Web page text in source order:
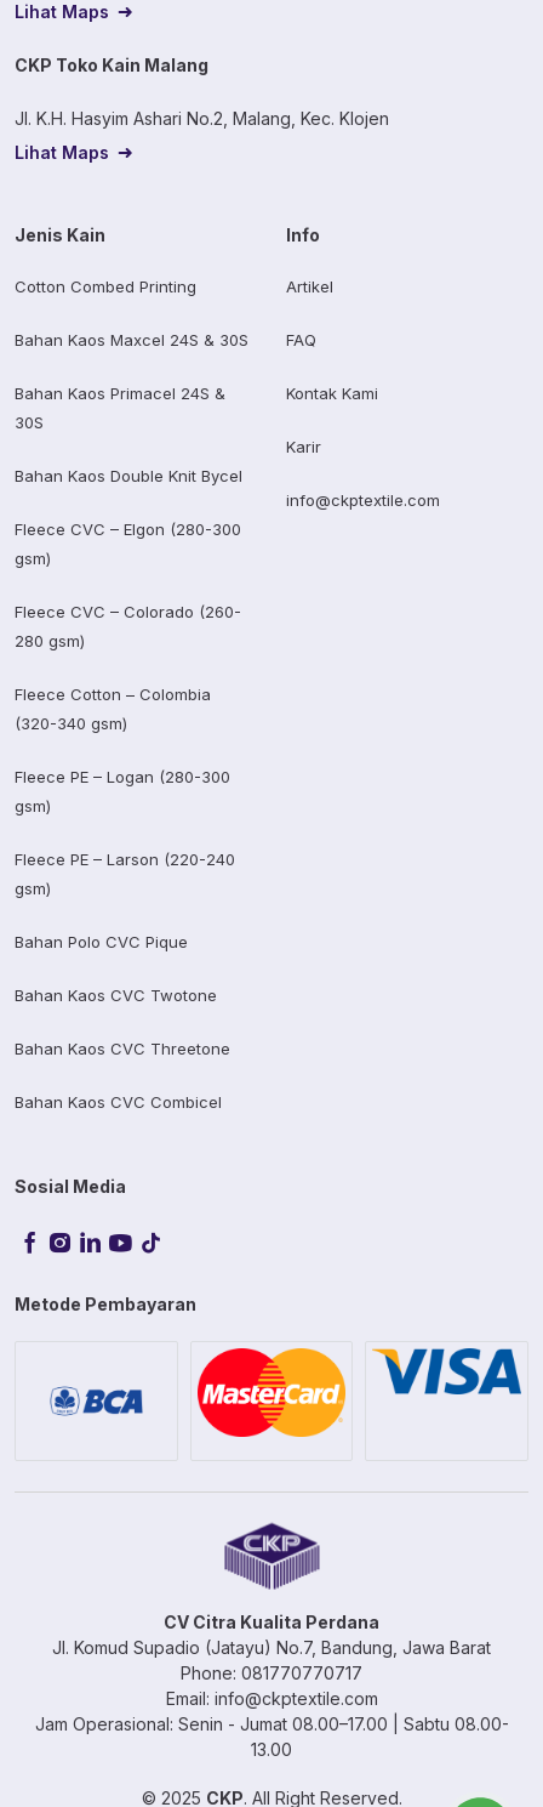
Lihat Maps
CKP Toko Kain Malang
Jl. K.H. Hasyim Ashari No.2, Malang, Kec. Klojen
Lihat Maps
Jenis Kain
Cotton Combed Printing
Bahan Kaos Maxcel 24S & 30S
Bahan Kaos Primacel 24S &
30S
Bahan Kaos Double Knit Bycel
Fleece CVC – Elgon (280-300
gsm)
Fleece CVC – Colorado (260-
280 gsm)
Fleece Cotton – Colombia
(320-340 gsm)
Fleece PE – Logan (280-300
gsm)
Fleece PE – Larson (220-240
gsm)
Bahan Polo CVC Pique
Bahan Kaos CVC Twotone
Bahan Kaos CVC Threetone
Bahan Kaos CVC Combicel
Info
Artikel
FAQ
Kontak Kami
Karir
info@ckptextile.com
Sosial Media
Metode Pembayaran
CV Citra Kualita Perdana
Jl. Komud Supadio (Jatayu) No.7, Bandung, Jawa Barat
Phone: 081770770717
Email: info@ckptextile.com
Jam Operasional: Senin - Jumat 08.00–17.00 | Sabtu 08.00-
13.00
© 2025 CKP. All Right Reserved.